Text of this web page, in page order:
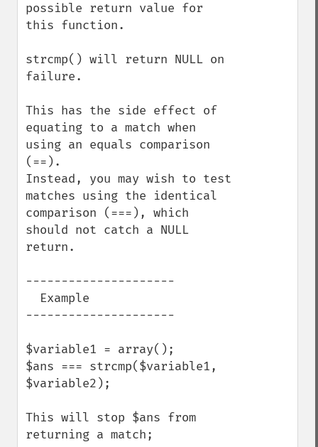
possible return value for
this function.
strcmp() will return NULL on
failure.
This has the side effect of
equating to a match when
using an equals comparison
(==).
Instead, you may wish to test
matches using the identical
comparison (===), which
should not catch a NULL
return.
---------------------
---------------------
$variable1 = array();
$ans === strcmp($variable1,
$variable2);
This will stop $ans from
returning a match;